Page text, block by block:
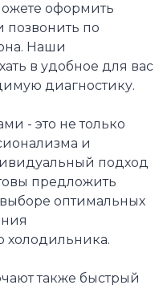
оформить
позвонить по
Наши
в удобное для вас
диагностику.
- это не только
и
подход
предложить
оптимальных
холодильника.
также быстрый